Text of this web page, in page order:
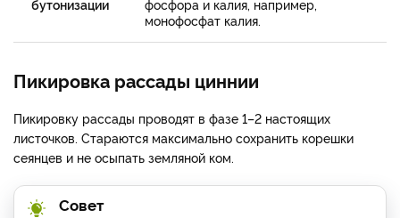
бутонизации
фосфора и калия, например,
монофосфат калия.
Пикировка рассады циннии
Пикировку рассады проводят в фазе 1–2 настоящих
листочков. Стараются максимально сохранить корешки
сеянцев и не осыпать земляной ком.
Совет